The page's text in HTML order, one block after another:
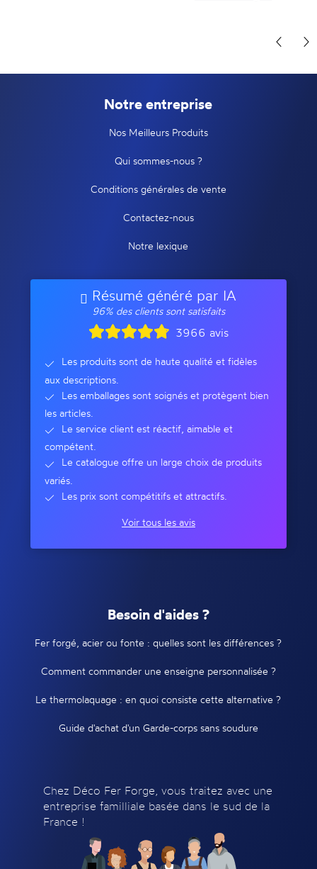
Notre entreprise
Nos Meilleurs Produits
Qui sommes-nous ?
Conditions générales de vente
Contactez-nous
Notre lexique
Résumé généré par IA
96% des clients sont satisfaits
3966 avis
Les produits sont de haute qualité et fidèles
aux descriptions.
Les emballages sont soignés et protègent bien
les articles.
Le service client est réactif, aimable et
compétent.
Le catalogue offre un large choix de produits
variés.
Les prix sont compétitifs et attractifs.
Voir tous les avis
Besoin d'aides ?
Fer forgé, acier ou fonte : quelles sont les différences ?
Comment commander une enseigne personnalisée ?
Le thermolaquage : en quoi consiste cette alternative ?
Guide d'achat d'un Garde-corps sans soudure
Chez Déco Fer Forge, vous traitez avec une
entreprise familliale basée dans le sud de la
France !